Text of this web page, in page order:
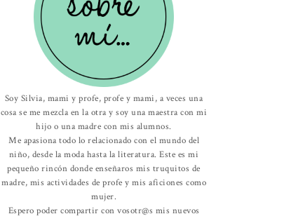
Soy Silvia, mami y profe, profe y mami, a veces una
cosa se me mezcla en la otra y soy una maestra con mi
hijo o una madre con mis alumnos.
Me apasiona todo lo relacionado con el mundo del
niño, desde la moda hasta la literatura. Este es mi
pequeño rincón donde enseñaros mis truquitos de
madre, mis actividades de profe y mis aficiones como
mujer.
Espero poder compartir con vosotr@s mis nuevos